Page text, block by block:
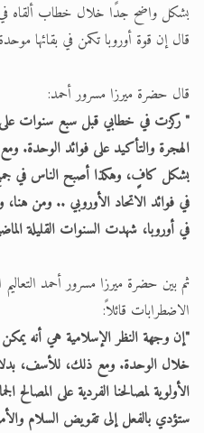
قال إن قوة أوروبا تكمن في بقائها
قال حضرة ميرزا مسرور أحمد:
" ركزت في خطابي قبل سبع سنوات على
الهجرة والتأكيد على فوائد الوحدة.
بشكل كافٍ، وهكذا أصبح الناس في
في فوائد الاتحاد الأوروبي .. ومن
في أوروبا، شهدت السنوات القليلة
ثم بين حضرة ميرزا مسرور أحمد
الاضطرابات قائلاً:
"إن وجهة النظر الإسلامية هي أنه
خلال الوحدة. ومع ذلك، للأسف،
الأولوية لمصالحنا الفردية على المصالح
ستؤدي بالفعل إلى تقويض السلام